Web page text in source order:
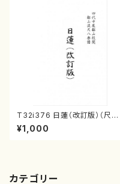
T32i376 日蓮（改訂版）（尺八/
宮城道雄/楽譜）都山流公刊楽譜
曲番:2081
¥1,000
カテゴリー